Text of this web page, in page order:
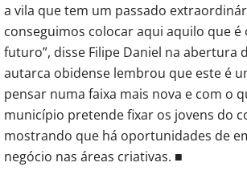
a vila que tem um passado
conseguimos colocar aqui aquilo que é
futuro”, disse Filipe Daniel na abertura
autarca obidense lembrou que este é
pensar numa faixa mais nova e com o
município pretende fixar os jovens do
mostrando que há oportunidades de
negócio nas áreas criativas. ■